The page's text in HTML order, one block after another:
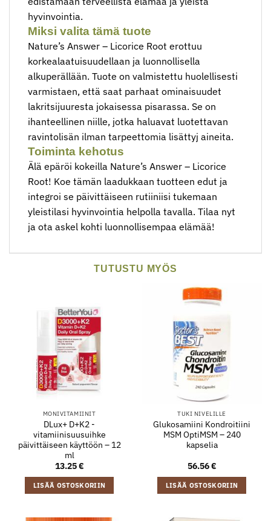
hyvinvointia.
Miksi valita tämä tuote
Nature’s Answer – Licorice Root erottuu
korkealaatuisuudellaan ja luonnollisella
alkuperällään. Tuote on valmistettu huolellisesti
varmistaen, että saat parhaat ominaisuudet
lakritsijuuresta jokaisessa pisarassa. Se on
ihanteellinen niille, jotka haluavat luotettavan
ravintolisän ilman tarpeettomia lisättyj aineita.
Toiminta kehotus
Älä epäröi kokeilla Nature’s Answer – Licorice
Root! Koe tämän laadukkaan tuotteen edut ja
integroi se päivittäiseen rutiiniisi tukemaan
yleistilasi hyvinvointia helpolla tavalla. Tilaa nyt
ja ota askel kohti luonnollisempaa elämää!
TUTUSTU MYÖS
MONIVITAMIINIT
DLux+ D+K2 -
vitamiinisuusuihke
päivittäiseen käyttöön – 12
ml
13.25€
LISÄÄ OSTOSKORIIN
TUKI NIVELILLE
Glukosamiini Kondroitiini
MSM OptiMSM – 240
kapselia
56.56€
LISÄÄ OSTOSKORIIN